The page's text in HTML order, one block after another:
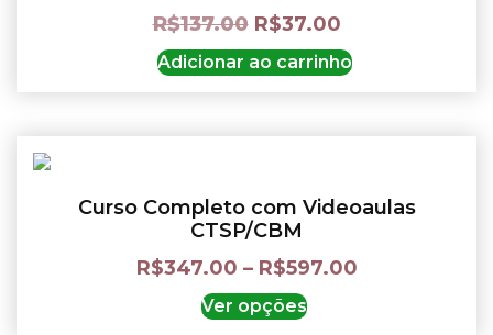
R$137.00 R$37.00
Adicionar ao carrinho
Curso Completo com Videoaulas
CTSP/CBM
R$347.00 – R$597.00
Ver opções